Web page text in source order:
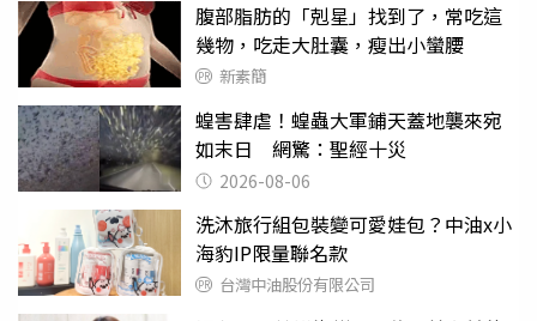
腹部脂肪的「剋星」找到了，常吃這
幾物，吃走大肚囊，瘦出小蠻腰
新素簡
蝗害肆虐！蝗蟲大軍鋪天蓋地襲來宛
如末日 網驚：聖經十災
2026-08-06
洗沐旅行組包裝變可愛娃包？中油x小
海豹IP限量聯名款
台灣中油股份有限公司